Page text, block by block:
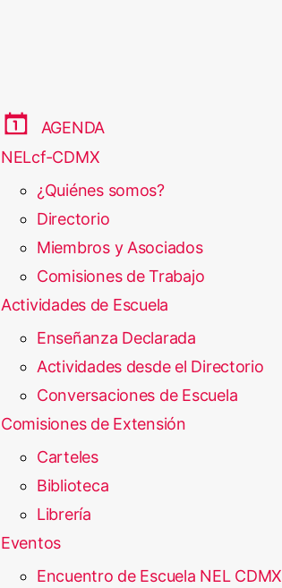
AGENDA
NELcf-CDMX
¿Quiénes somos?
Directorio
Miembros y Asociados
Comisiones de Trabajo
Actividades de Escuela
Enseñanza Declarada
Actividades desde el Directorio
Conversaciones de Escuela
Comisiones de Extensión
Carteles
Biblioteca
Librería
Eventos
Encuentro de Escuela NEL CDMX